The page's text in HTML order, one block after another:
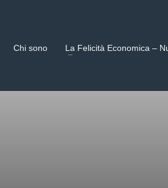
Chi sono La Felicità Economica –